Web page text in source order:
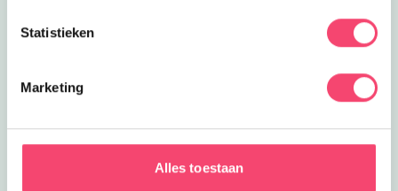
Statistieken
Marketing
Alles toestaan